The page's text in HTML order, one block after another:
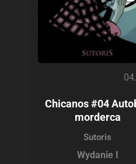
Chicanos #04
morderca
Sutoris
Wydanie I